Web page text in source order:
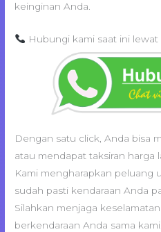
keinginan Anda.
Hubungi kami saat ini
Dengan satu click, Anda bisa
atau mendapat taksiran harga
Kami mengharapkan peluang
sudah pasti kendaraan Anda
Silahkan menjaga
berkendaraan Anda sama kami.